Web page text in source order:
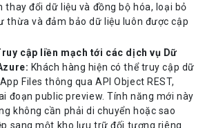
thay đổi dữ liệu và đồng bộ hóa, loại bỏ
thừa và đảm bảo dữ liệu luôn được cập
cập liền mạch tới các dịch vụ Dữ
: Khách hàng hiện có thể truy cập dữ
Files thông qua API Object REST,
đoạn public preview. Tính năng mới này
không cần phải di chuyển hoặc sao
sang một kho lưu trữ đối tượng riêng